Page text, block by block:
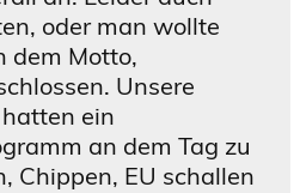
oder man wollte
dem Motto,
Unsere
ein
an dem Tag zu
Chippen, EU schallen